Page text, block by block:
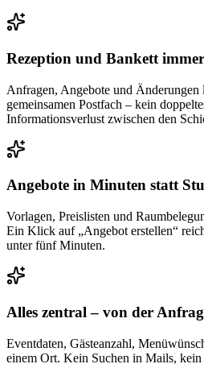
Rezeption und Bankett
Anfragen, Angebote und Änderungen
gemeinsamen Postfach – kein
Informationsverlust zwischen den
Angebote in Minuten statt
Vorlagen, Preislisten und
Ein Klick auf „Angebot erstellen“
unter fünf Minuten.
Alles zentral – von der
Eventdaten, Gästeanzahl,
einem Ort. Kein Suchen in Mails, kein